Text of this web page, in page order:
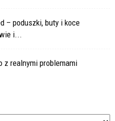
– poduszki, buty i koce
i...
z realnymi problemami